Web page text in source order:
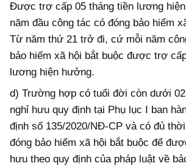
Được trợ cấp 05 tháng tiền lương
năm đầu công tác có đóng bảo hiểm
Từ năm thứ 21 trở đi, cứ mỗi năm
bảo hiếm xã hội bắt buộc được trợ
lương hiện hưởng.
d) Trường hợp có tuổi đời còn dưới
nghỉ hưu quy định tại Phụ lục I ban
định số 135/2020/NĐ-CP và có đủ
đóng bảo hiểm xã hội bắt buộc để
hưu theo quy định của pháp luật về